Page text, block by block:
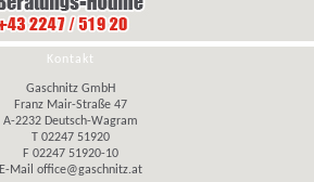
Kontakt
Gaschnitz GmbH
Franz Mair-Straße 47
A-2232 Deutsch-Wagram
T 02247 51920
F 02247 51920-10
E-Mail office@gaschnitz.at